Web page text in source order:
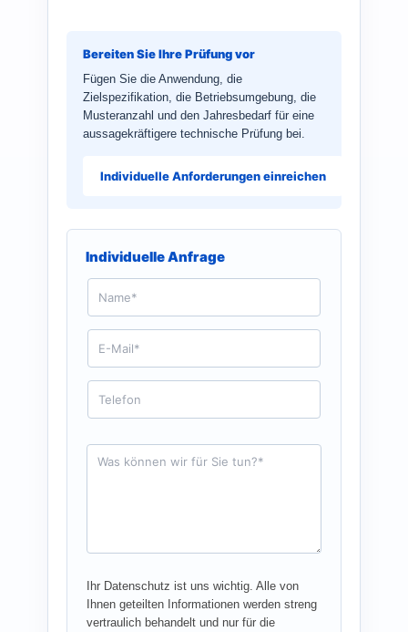
Bereiten Sie Ihre Prüfung vor
Fügen Sie die Anwendung, die
Zielspezifikation, die Betriebsumgebung, die
Musteranzahl und den Jahresbedarf für eine
aussagekräftigere technische Prüfung bei.
Individuelle Anforderungen einreichen
Individuelle Anfrage
N
m
e
E
M
a
T
l
f
A
*
Ihr Datenschutz ist uns wichtig. Alle von
Ihnen geteilten Informationen werden streng
vertraulich behandelt und nur für die